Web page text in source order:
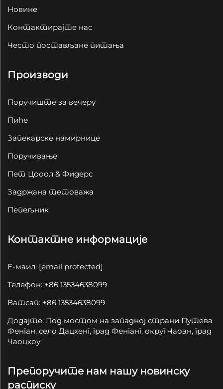
Новине
Контактирајте нас
Често постављане питања
Производи
Поручиште за вечеру
Пиће
Запекарске намирнице
Поручивање
Пет Цооол & Фидерс
Задржана тетоважа
Пепељник
Контактне информације
Е-маил: [email protected]
Телефон: +86 13534638099
Ватсап: +86 13534638099
Додајте: Под мостом на западној страни Путева
Фенган, село Дацхенг, град Фенганг, округ Чаоан, град
Чаоцхоу
Препоручите нам нашу новинску
расписку